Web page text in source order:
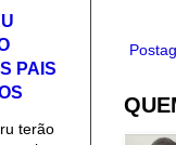
PAIS
terão